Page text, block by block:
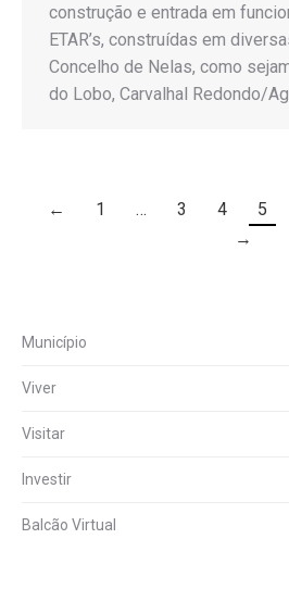
construção e entrada em
ETAR’s, construídas em
Concelho de Nelas, como
do Lobo, Carvalhal Redondo/
← 1 … 3 4 5
→
Município
Viver
Visitar
Investir
Balcão Virtual